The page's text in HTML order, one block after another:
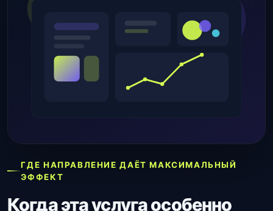
ГДЕ НАПРАВЛЕНИЕ ДАЁТ МАКСИМАЛЬНЫЙ
ЭФФЕКТ
Когда эта услуга особенно